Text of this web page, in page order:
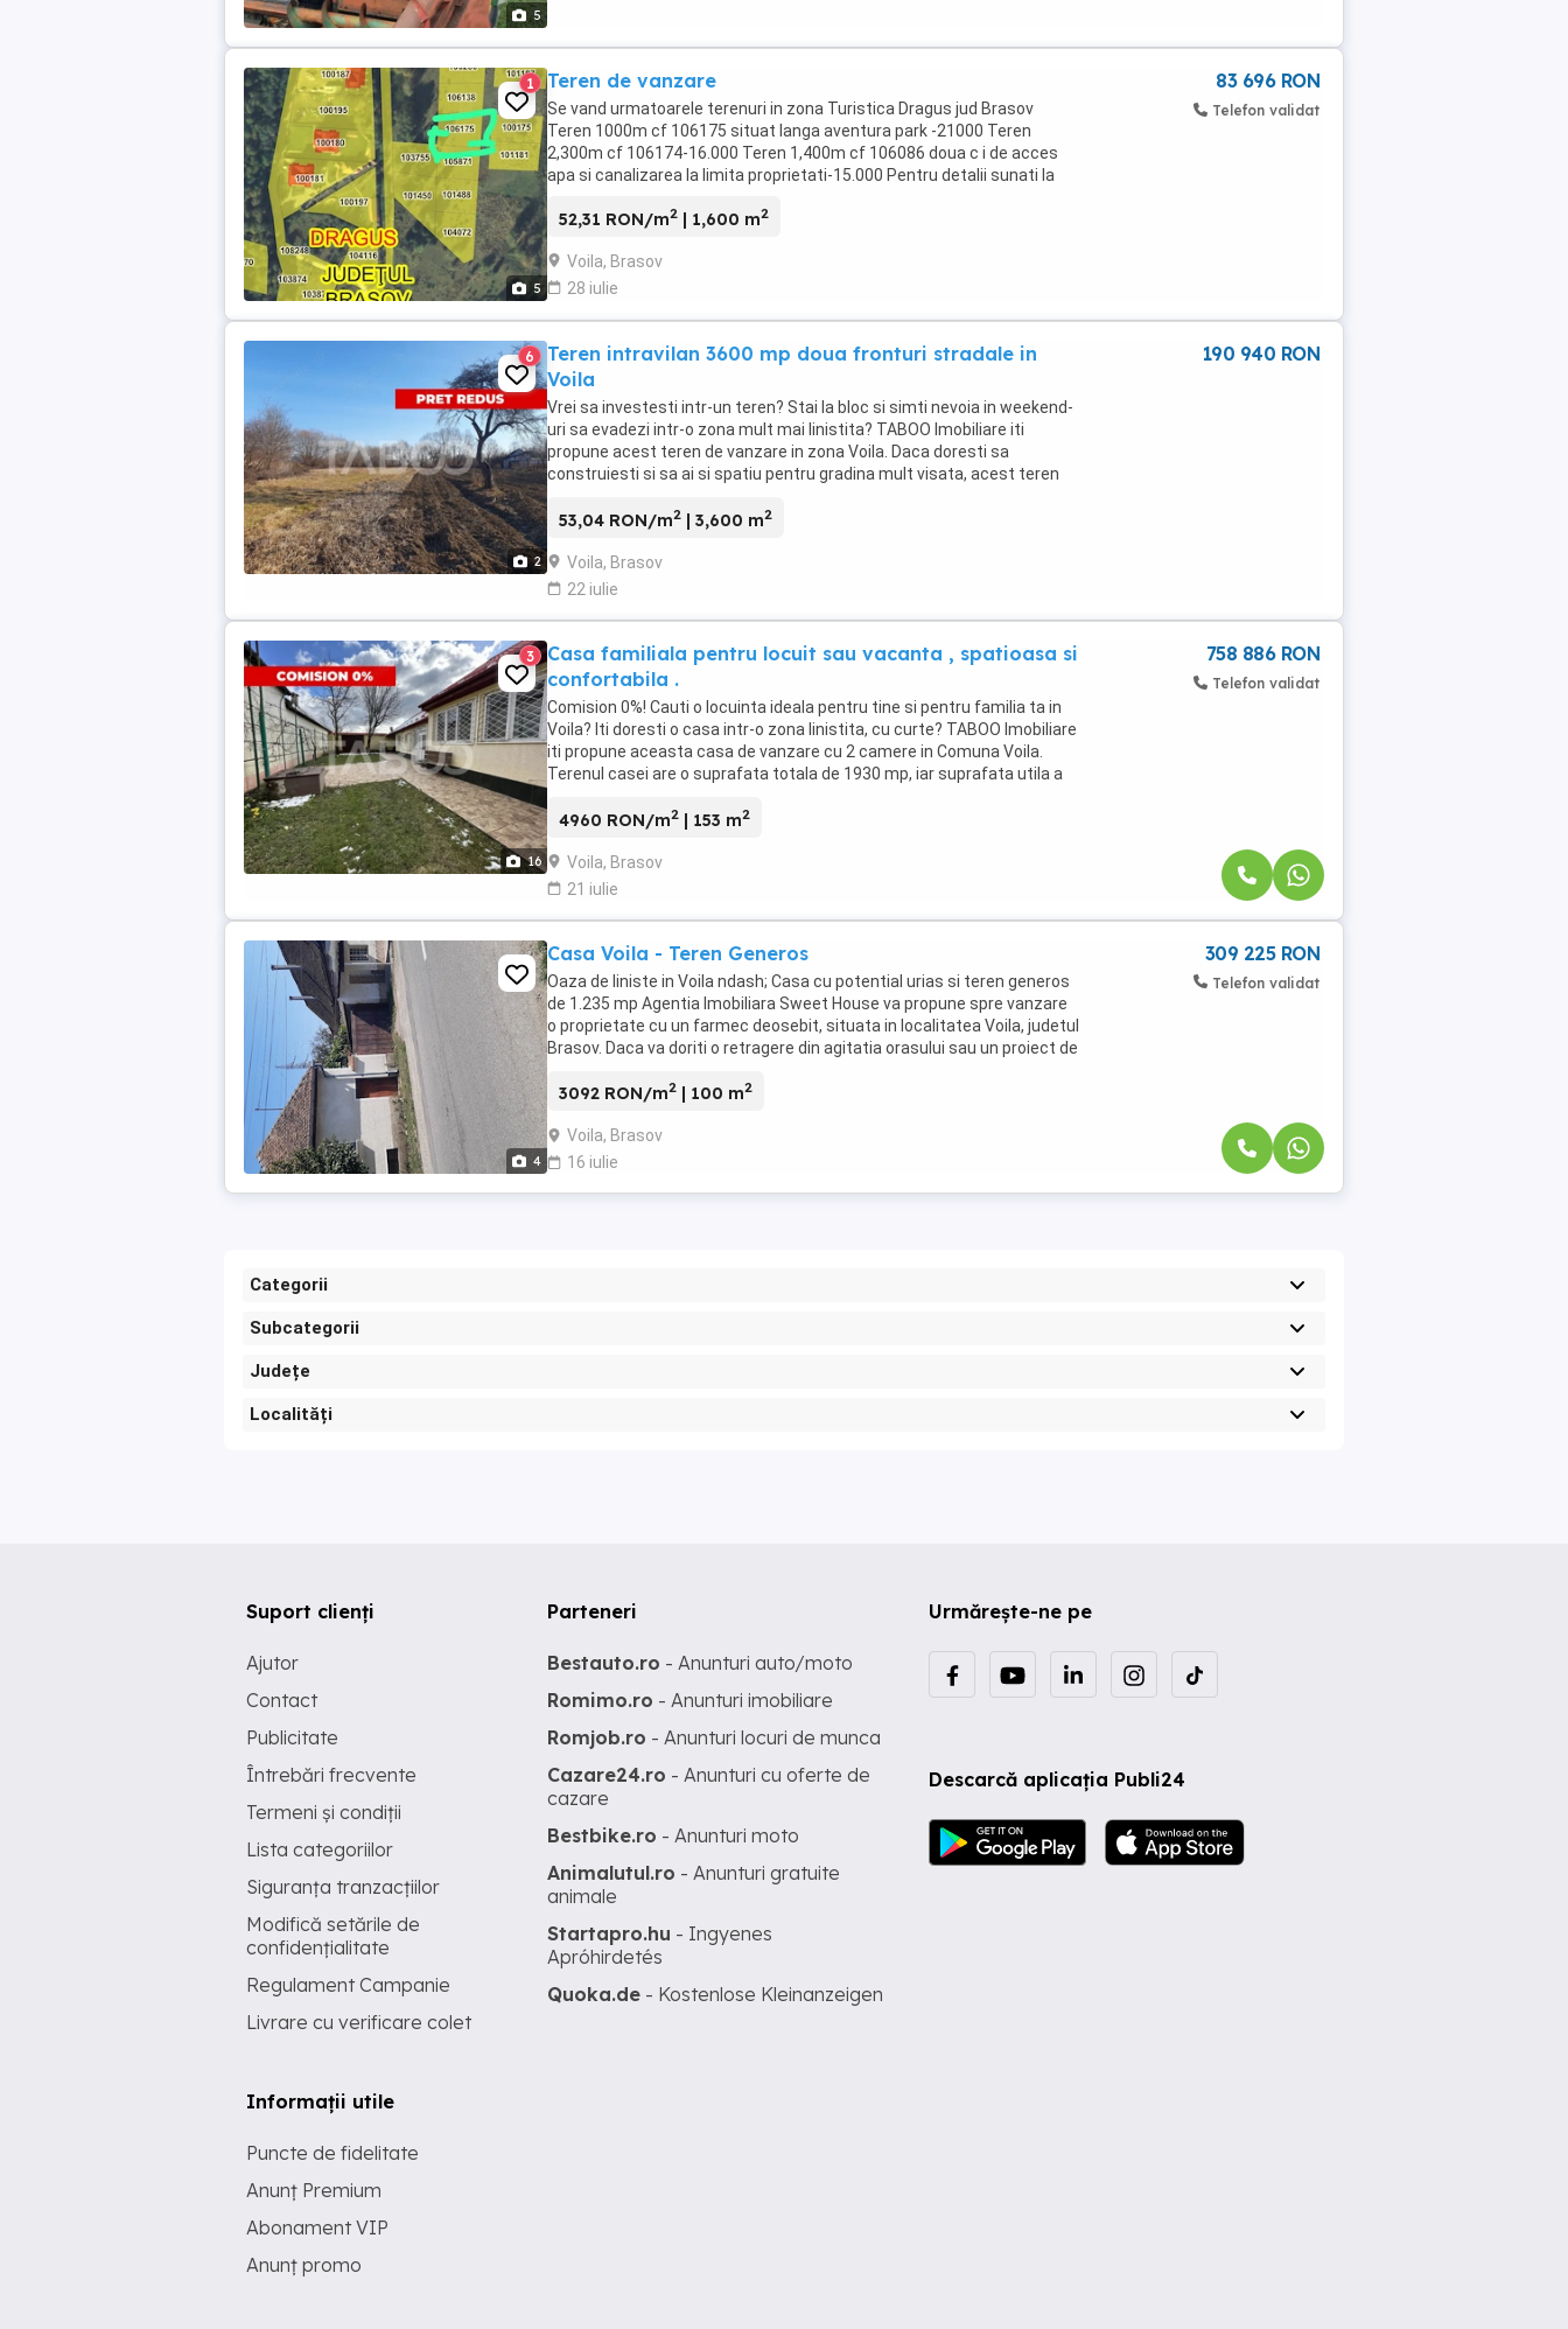
5
5
1 Teren de vanzare
Se vand urmatoarele terenuri in zona Turistica Dragus jud Brasov
Teren 1000m cf 106175 situat langa aventura park -21000 Teren
2,300m cf 106174-16.000 Teren 1,400m cf 106086 doua c i de acces
apa si canalizarea la limita proprietati-15.000 Pentru detalii sunati la
52,31 RON/m2 | 1,600 m2
Voila, Brasov
28 iulie
83 696 RON
Telefon validat
2
6
Teren intravilan 3600 mp doua fronturi stradale in
Voila
Vrei sa investesti intr-un teren? Stai la bloc si simti nevoia in weekend-
uri sa evadezi intr-o zona mult mai linistita? TABOO Imobiliare iti
propune acest teren de vanzare in zona Voila. Daca doresti sa
construiesti si sa ai si spatiu pentru gradina mult visata, acest teren
53,04 RON/m2 | 3,600 m2
Voila, Brasov
22 iulie
190 940 RON
16
3
Casa familiala pentru locuit sau vacanta , spatioasa si
confortabila .
Comision 0%! Cauti o locuinta ideala pentru tine si pentru familia ta in
Voila? Iti doresti o casa intr-o zona linistita, cu curte? TABOO Imobiliare
iti propune aceasta casa de vanzare cu 2 camere in Comuna Voila.
Terenul casei are o suprafata totala de 1930 mp, iar suprafata utila a
4960 RON/m2 | 153 m2
Voila, Brasov
21 iulie
758 886 RON
Telefon validat
4
Casa Voila - Teren Generos
Oaza de liniste in Voila ndash; Casa cu potential urias si teren generos
de 1.235 mp Agentia Imobiliara Sweet House va propune spre vanzare
o proprietate cu un farmec deosebit, situata in localitatea Voila, judetul
Brasov. Daca va doriti o retragere din agitatia orasului sau un proiect de
3092 RON/m2 | 100 m2
Voila, Brasov
16 iulie
309 225 RON
Telefon validat
Categorii
Subcategorii
Județe
Localități
Urmărește-ne pe
Descarcă aplicația Publi24
Suport clienți
Ajutor
Contact
Publicitate
Întrebări frecvente
Termeni și condiții
Lista categoriilor
Siguranța tranzacțiilor
Modifică setările de
confidențialitate
Regulament Campanie
Livrare cu verificare colet
Informații utile
Puncte de fidelitate
Anunț Premium
Abonament VIP
Anunț promo
Parteneri
Bestauto.ro - Anunturi auto/moto
Romimo.ro - Anunturi imobiliare
Romjob.ro - Anunturi locuri de munca
Cazare24.ro - Anunturi cu oferte de
cazare
Bestbike.ro - Anunturi moto
Animalutul.ro - Anunturi gratuite
animale
Startapro.hu - Ingyenes
Apróhirdetés
Quoka.de - Kostenlose Kleinanzeigen